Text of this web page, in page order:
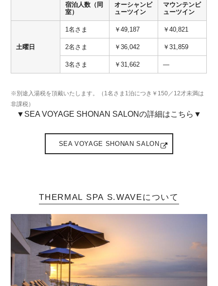
宿泊人数（同
室）
オーシャンビ
ューツイン
マウンテンビ
ューツイン
土曜日
1名さま ￥49,187 ￥40,821
2名さま ￥36,042 ￥31,859
3名さま ￥31,662 ―
※別途入湯税を頂戴いたします。（1名さま1泊につき￥150／12才未満は
非課税）
▼SEA VOYAGE SHONAN SALONの詳細はこちら▼
SEA VOYAGE SHONAN SALON
THERMAL SPA S.WAVEについて